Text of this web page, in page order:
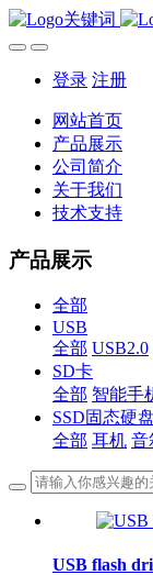
登录 注册
网站首页
产品展示
公司简介
关于我们
技术支持
产品展示
全部
USB
全部 USB2.0
SD卡
全部 智能手
SSD固态硬盘
全部 耳机 音
USB flash